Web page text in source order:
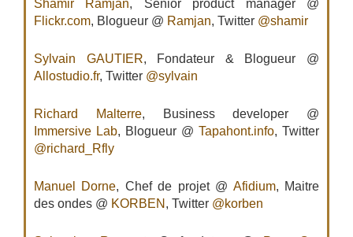
Shamir Ramjan, Senior product manager @
Flickr.com, Blogueur @ Ramjan, Twitter @shamir
Sylvain GAUTIER, Fondateur & Blogueur @
Allostudio.fr, Twitter @sylvain
Richard Malterre, Business developer @
Immersive Lab, Blogueur @ Tapahont.info, Twitter
@richard_Rfly
Manuel Dorne, Chef de projet @ Afidium, Maitre
des ondes @ KORBEN , Twitter @korben